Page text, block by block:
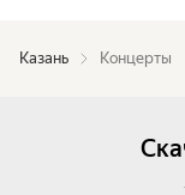
Казань Концерты